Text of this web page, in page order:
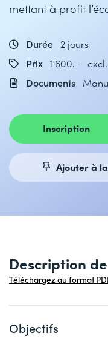
mettant à profit
Durée
2 jours
Prix
1'600.– excl.
Documents
Inscription
Ajouter à
Description
Téléchargez au format
Objectifs